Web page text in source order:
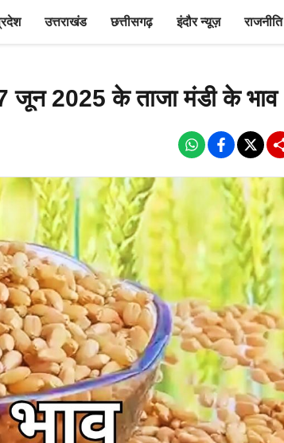
उत्तराखंड छत्तीसगढ़ इंदौर न्यूज़ राजनीति
जून 2025 के ताजा मंडी के भाव